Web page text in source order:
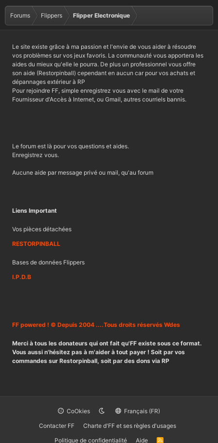
:
Forums Flippers Flipper Electronique
Le site existe grâce à ma passion et l'envie de vous aider à résoudre
vos problèmes sur vos jeux favoris. La communauté vous apportera les
aides du mieux qu'elle le pourra. De plus un professionnel vous offre
son aide (Restorpinball) cependant en aucun car pour vos achats et
dépannages extérieur à RP
Pour rejoindre FF, simple enregistrez vous avec le mail de votre
Fournisseur d'Accès à Internet, ou Gmail, autres courriels bannis.
Le forum est là pour vos questions et aides.
Enregistrez vous.
Aucune aide par message privé ou mail, qu'au forum
Liens Important
Vos pièces détachées
RESTORPINBALL
Bases de données Flippers
I.P.D.B
FF powered ! © Depuis 2004 ....Tous droits réservés Wdes
Merci à tous les donateurs qui ont fait qu'FF existe sous ce format.
Vous aussi n'hésitez pas à m'aider à tout payer ! Soit par vos
commandes sur Restorpinball, soit par des dons via RP
CoOkies
Français (FR)
Contacter FF
Charte d'FF et ses règles d'usages
Politique de confidentialité
Aide
R